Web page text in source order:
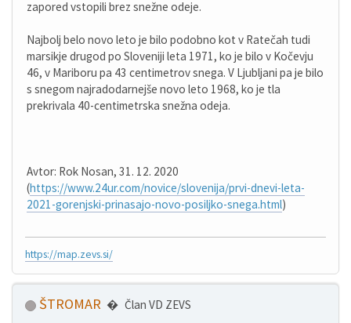
zapored vstopili brez snežne odeje.
Najbolj belo novo leto je bilo podobno kot v Ratečah tudi
marsikje drugod po Sloveniji leta 1971, ko je bilo v Kočevju
46, v Mariboru pa 43 centimetrov snega. V Ljubljani pa je bilo
s snegom najradodarnejše novo leto 1968, ko je tla
prekrivala 40-centimetrska snežna odeja.
Avtor: Rok Nosan, 31. 12. 2020
(https://www.24ur.com/novice/slovenija/prvi-dnevi-leta-
2021-gorenjski-prinasajo-novo-posiljko-snega.html)
https://map.zevs.si/
ŠTROMAR
Član VD ZEVS